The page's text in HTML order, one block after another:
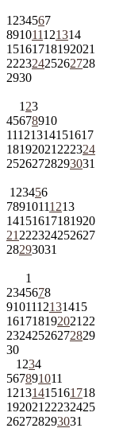
1 234567
891011121314
15161718192021
22232425262728
2930
1 23
45678910
11121314151617
18192021 222324
25262728293031
1 23456
78910111213
14151617181920
21 222324252627
28293031
1
2345678
9101112131415
161718192021 22
23242526272829
30
1 234
567891011
12131415161718
192021 22232425
262728293031